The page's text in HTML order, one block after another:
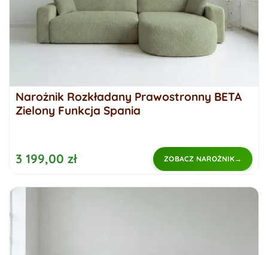
Narożnik Rozkładany Prawostronny BETA
Zielony Funkcja Spania
3 199,00 zł ZOBACZ NAROŻNIK